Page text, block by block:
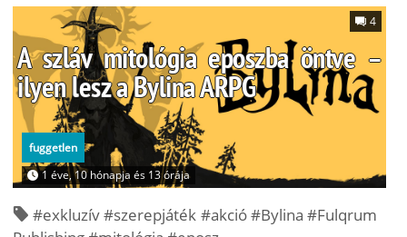
4
fuggetlen
1 éve, 10 hónapja és 13 órája
A szláv mitológia eposzba öntve –
ilyen lesz a Bylina ARPG
#exkluzív #szerepjáték #akció #Bylina #Fulqrum